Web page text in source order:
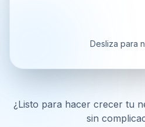
Desliza para
¿Listo para hacer crecer tu
sin